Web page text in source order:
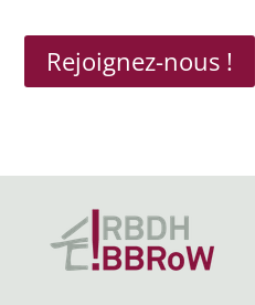
Rejoignez-nous !